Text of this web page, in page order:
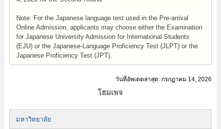
Note: For the Japanese language test used in the Pre-arrival
Online Admission, applicants may choose either the Examination
for Japanese University Admission for International Students
(EJU) or the Japanese-Language Proficiency Test (JLPT) or the
Japanese Proficiency Test (JPT).
วันที่อัพเดตล่าสุด: กรกฏาคม 14, 2026
โฮมเพจ
มหาวิทยาลัย